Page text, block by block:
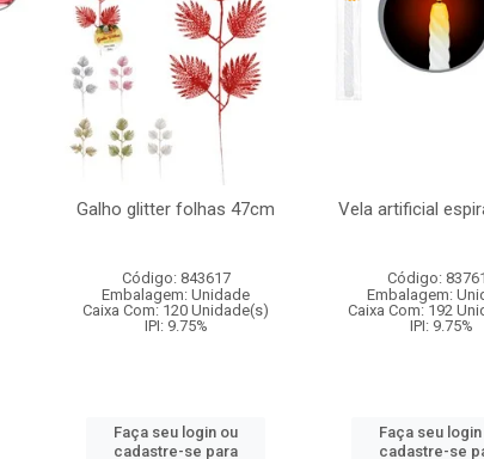
Galho glitter folhas 47cm
Código: 843617
Embalagem: Unidade
Caixa Com: 120 Unidade(s)
IPI: 9.75%
Faça seu login ou
cadastre-se para
Vela artificial
Código:
Embalagem:
Caixa Com: 192
IPI: 9.75%
Faça seu
cadastre-se